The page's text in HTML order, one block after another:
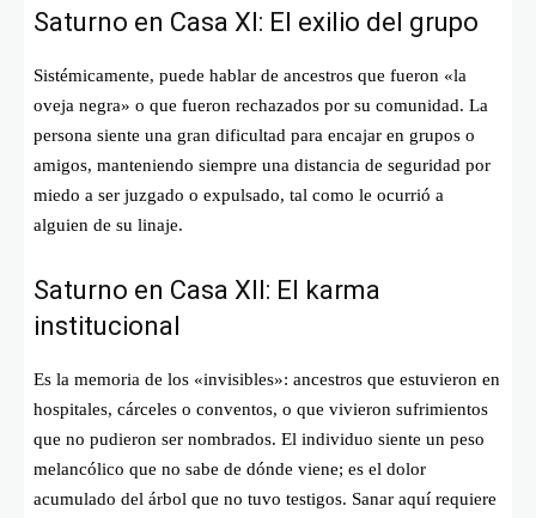
Saturno en Casa XI: El exilio del grupo
Sistémicamente, puede hablar de ancestros que fueron «la
oveja negra» o que fueron rechazados por su comunidad. La
persona siente una gran dificultad para encajar en grupos o
amigos, manteniendo siempre una distancia de seguridad por
miedo a ser juzgado o expulsado, tal como le ocurrió a
alguien de su linaje.
Saturno en Casa XII: El karma
institucional
Es la memoria de los «invisibles»: ancestros que estuvieron en
hospitales, cárceles o conventos, o que vivieron sufrimientos
que no pudieron ser nombrados. El individuo siente un peso
melancólico que no sabe de dónde viene; es el dolor
acumulado del árbol que no tuvo testigos. Sanar aquí requiere